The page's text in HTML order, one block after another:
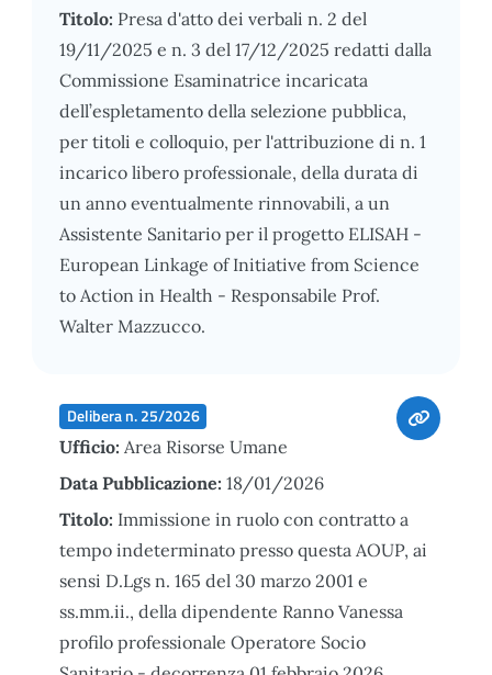
Titolo: Presa d'atto dei verbali n. 2 del
19/11/2025 e n. 3 del 17/12/2025 redatti dalla
Commissione Esaminatrice incaricata
dell’espletamento della selezione pubblica,
per titoli e colloquio, per l'attribuzione di n. 1
incarico libero professionale, della durata di
un anno eventualmente rinnovabili, a un
Assistente Sanitario per il progetto ELISAH -
European Linkage of Initiative from Science
to Action in Health - Responsabile Prof.
Walter Mazzucco.
Delibera n. 25/2026
Ufficio: Area Risorse Umane
Data Pubblicazione: 18/01/2026
Titolo: Immissione in ruolo con contratto a
tempo indeterminato presso questa AOUP, ai
sensi D.Lgs n. 165 del 30 marzo 2001 e
ss.mm.ii., della dipendente Ranno Vanessa
profilo professionale Operatore Socio